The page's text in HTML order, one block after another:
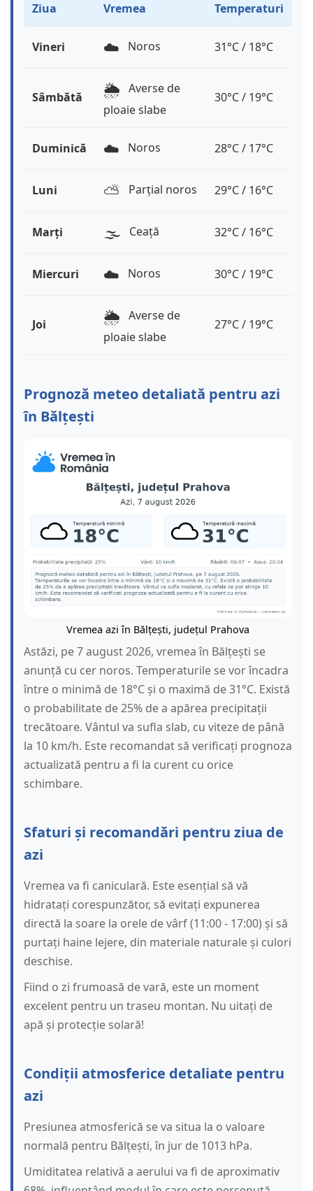
Ziua Vremea Temperaturi
Vineri ☁️ Noros 31°C / 18°C
Sâmbătă 🌦️ Averse de
ploaie slabe
30°C / 19°C
Duminică ☁️ Noros 28°C / 17°C
Luni ⛅️ Parțial noros 29°C / 16°C
Marți 🌫️ Ceață 32°C / 16°C
Miercuri ☁️ Noros 30°C / 19°C
Joi 🌦️ Averse de
ploaie slabe
27°C / 19°C
Prognoză meteo detaliată pentru azi
în Bălțești
Vremea azi în Bălțești, județul Prahova
Astăzi, pe 7 august 2026, vremea în Bălțești se
anunță cu cer noros. Temperaturile se vor încadra
între o minimă de 18°C și o maximă de 31°C. Există
o probabilitate de 25% de a apărea precipitații
trecătoare. Vântul va sufla slab, cu viteze de până
la 10 km/h. Este recomandat să verificați prognoza
actualizată pentru a fi la curent cu orice
schimbare.
Sfaturi și recomandări pentru ziua de
azi
Vremea va fi caniculară. Este esențial să vă
hidratați corespunzător, să evitați expunerea
directă la soare la orele de vârf (11:00 - 17:00) și să
purtați haine lejere, din materiale naturale și culori
deschise.
Fiind o zi frumoasă de vară, este un moment
excelent pentru un traseu montan. Nu uitați de
apă și protecție solară!
Condiții atmosferice detaliate pentru
azi
Presiunea atmosferică se va situa la o valoare
normală pentru Bălțești, în jur de 1013 hPa.
Umiditatea relativă a aerului va fi de aproximativ